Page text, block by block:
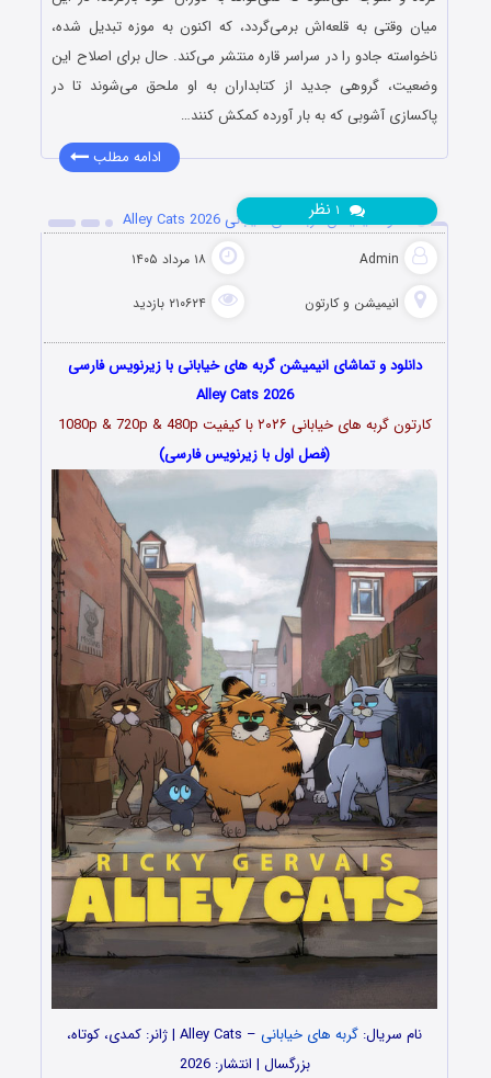
میان وقتی به قلعه‌اش برمی‌گردد، که اکنون به موزه تبدیل شده،
ناخواسته جادو را در سراسر قاره منتشر می‌کند. حال برای اصلاح این
وضعیت، گروهی جدید از کتابداران به او ملحق می‌شوند تا در
پاکسازی آشوبی که به بار آورده کمکش کنند…
ادامه مطلب
دانلود انیمیشن گربه های خیابانی Alley Cats 2026
Admin ۱۸ مرداد ۱۴۰۵
انیمیشن و کارتون ۲۱۰۶۲۴ بازدید
نظر
دانلود و تماشای انیمیشن گربه های خیابانی با زیرنویس فارسی
Alley Cats 2026
کارتون گربه های خیابانی ۲۰۲۶با کیفیت 1080p & 720p & 480p
(فصل اول با زیرنویس فارسی)
نام سریال: گربه های خیابانی
– Alley Cats | ژانر: کمدی، کوتاه،
بزرگسال | انتشار: 2026